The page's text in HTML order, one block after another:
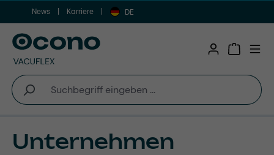
Zum Hauptinhalt springen
News Karriere DE
Unternehmen